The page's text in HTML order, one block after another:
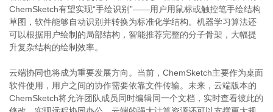
ChemSketch有望实现“手绘识别”——用户用鼠标或触控笔手绘结构
草图，软件能够自动识别并转换为标准化学结构。机器学习算法还
可以根据用户绘制的局部结构，智能推荐完整的分子骨架，大幅提
升复杂结构的绘制效率。
云端协同也将成为重要发展方向。当前，ChemSketch主要作为桌面
软件使用，用户之间的协作需要依靠文件传输。未来，云端版本的
ChemSketch将允许团队成员同时编辑同一个文档，实时查看彼此的